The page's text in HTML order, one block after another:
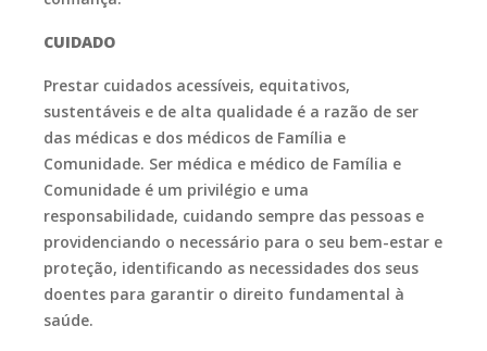
CUIDADO
Prestar cuidados acessíveis, equitativos,
sustentáveis e de alta qualidade é a razão de ser
das médicas e dos médicos de Família e
Comunidade. Ser médica e médico de Família e
Comunidade é um privilégio e uma
responsabilidade, cuidando sempre das pessoas e
providenciando o necessário para o seu bem-estar e
proteção, identificando as necessidades dos seus
doentes para garantir o direito fundamental à
saúde.